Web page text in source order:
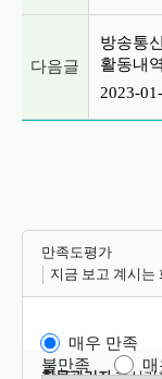
다음글
방송통
활동내
2023-
만족도평가
지금 보고 계시는
매우 만족
불만족
매